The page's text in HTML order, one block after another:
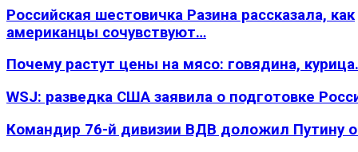
Российская шестовичка Разина рассказала, как
американцы сочувствуют…
Почему растут цены на мясо: говядина,
WSJ: разведка США заявила о подготовке
Командир 76-й дивизии ВДВ доложил Путину